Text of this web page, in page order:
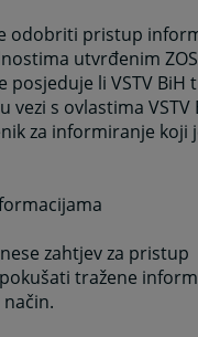
odobriti pristup
utvrđenim
li VSTV BiH
vezi s ovlastima VSTV
za informiranje koji
zahtjev za pristup
tražene